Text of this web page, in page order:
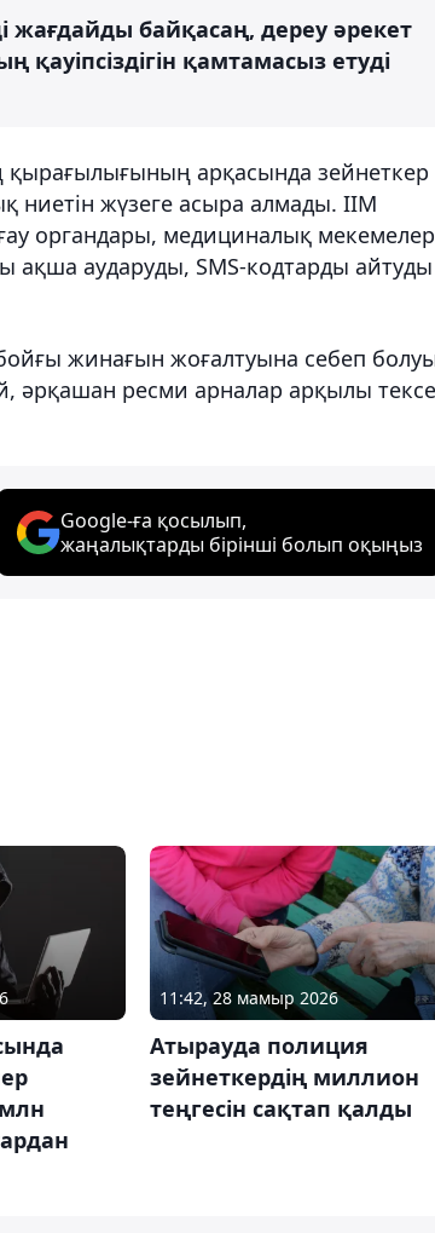
байқасаң, дереу әрекет
қамтамасыз етуді
қырағылығының арқасында зейнеткер
ниетін жүзеге асыра алмады. ІІМ
органдары, медициналық мекемелер
аударуды, SMS-кодтарды айтуды
жинағын жоғалтуына себеп
әрқашан ресми арналар арқылы
Google-ға қосылып,
жаңалықтарды бірінші болып оқыңыз
11:42, 28 мамыр 2026
Атырауда полиция
зейнеткердің миллион
теңгесін сақтап қалды